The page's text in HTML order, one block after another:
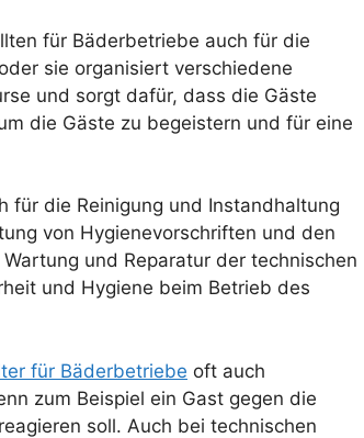
für Bäderbetriebe auch für die
sie organisiert verschiedene
und sorgt dafür, dass die Gäste
die Gäste zu begeistern und für eine
für die Reinigung und Instandhaltung
von Hygienevorschriften und den
und Reparatur der technischen
und Hygiene beim Betrieb des
für Bäderbetriebe oft auch
zum Beispiel ein Gast gegen die
soll. Auch bei technischen